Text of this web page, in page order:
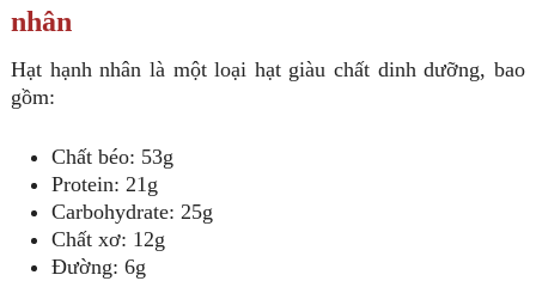
nhân
Hạt hạnh nhân là một loại hạt giàu chất dinh dưỡng, bao
gồm:
Chất béo: 53g
Protein: 21g
Carbohydrate: 25g
Chất xơ: 12g
Đường: 6g